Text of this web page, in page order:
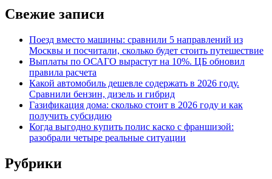
Свежие записи
Поезд вместо машины: сравнили 5 направлений из
Москвы и посчитали, сколько будет стоить путешествие
Выплаты по ОСАГО вырастут на 10%. ЦБ обновил
правила расчета
Какой автомобиль дешевле содержать в 2026 году.
Сравнили бензин, дизель и гибрид
Газификация дома: сколько стоит в 2026 году и как
получить субсидию
Когда выгодно купить полис каско с франшизой:
разобрали четыре реальные ситуации
Рубрики